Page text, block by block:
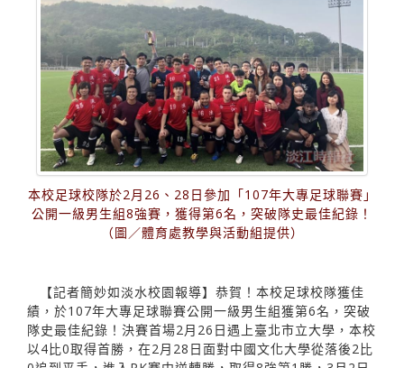
本校足球校隊於2月26、28日參加「107年大專足球聯賽」
公開一級男生組8強賽，獲得第6名，突破隊史最佳紀錄！
（圖／體育處教學與活動組提供）
【記者簡妙如淡水校園報導】恭賀！本校足球校隊獲佳
績，於107年大專足球聯賽公開一級男生組獲第6名，突破
隊史最佳紀錄！決賽首場2月26日遇上臺北市立大學，本校
以4比0取得首勝，在2月28日面對中國文化大學從落後2比